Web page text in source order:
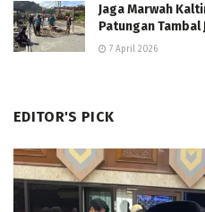
Jaga Marwah
Patungan Tambal
7 April 2026
EDITOR'S PICK